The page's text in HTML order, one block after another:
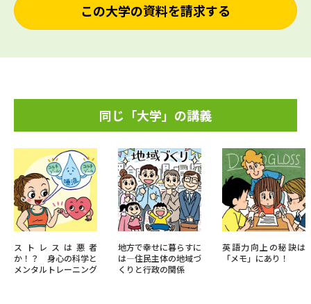
この大学の資料を請求する
同じ「大学」の講義
ストレスは悪者
か！？ 身心の科学と
メンタルトレーニング
地方で幸せに暮らすに
は―住民主体の地域づ
くりと行政の関係
英語力向上の秘訣は
「メモ」にあり！